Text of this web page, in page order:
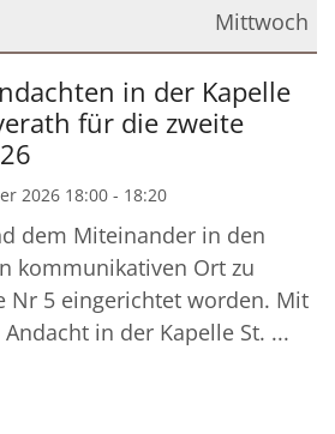
Mittwoch
2026
in der Kapelle
für die zweite
2026 18:00 - 18:20
dem Miteinander in den
kommunikativen Ort zu
Nr 5 eingerichtet worden. Mit
in der Kapelle St. ...